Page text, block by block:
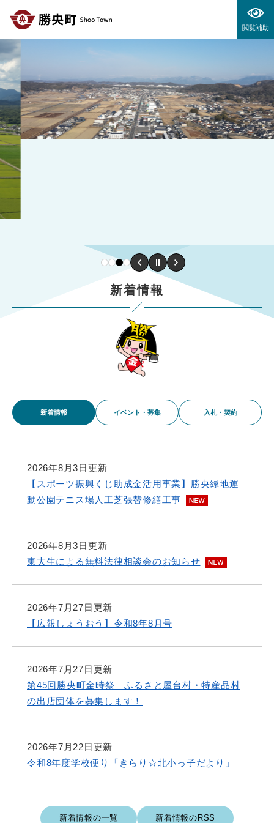
頭
で
。
閲覧補助
新着情報
新着情報 イベント・募集 入札・契約
2026年8月3日更新
【スポーツ振興くじ助成金活用事業】勝央緑地運
動公園テニス場人工芝張替修繕工事
2026年8月3日更新
東大生による無料法律相談会のお知らせ
2026年7月27日更新
【広報しょうおう】令和8年8月号
2026年7月27日更新
第45回勝央町金時祭 ふるさと屋台村・特産品村
の出店団体を募集します！
2026年7月22日更新
令和8年度学校便り「きらり☆北小っ子だより」
新着情報の一覧 新着情報のRSS